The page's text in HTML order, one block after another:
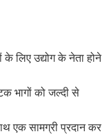
लिए उद्योग के नेता होने
भागों को जल्दी से
एक सामग्री प्रदान कर